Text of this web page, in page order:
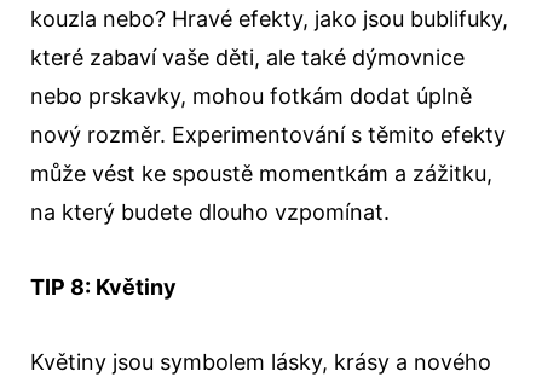
kouzla nebo? Hravé efekty, jako jsou bublifuky,
které zabaví vaše děti, ale také dýmovnice
nebo prskavky, mohou fotkám dodat úplně
nový rozměr. Experimentování s těmito efekty
může vést ke spoustě momentkám a zážitku,
na který budete dlouho vzpomínat.
TIP 8: Květiny
Květiny jsou symbolem lásky, krásy a nového